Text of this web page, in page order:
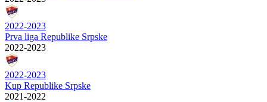
2022-2023
Prva liga Republike Srpske
2022-2023
2022-2023
Kup Republike Srpske
2021-2022